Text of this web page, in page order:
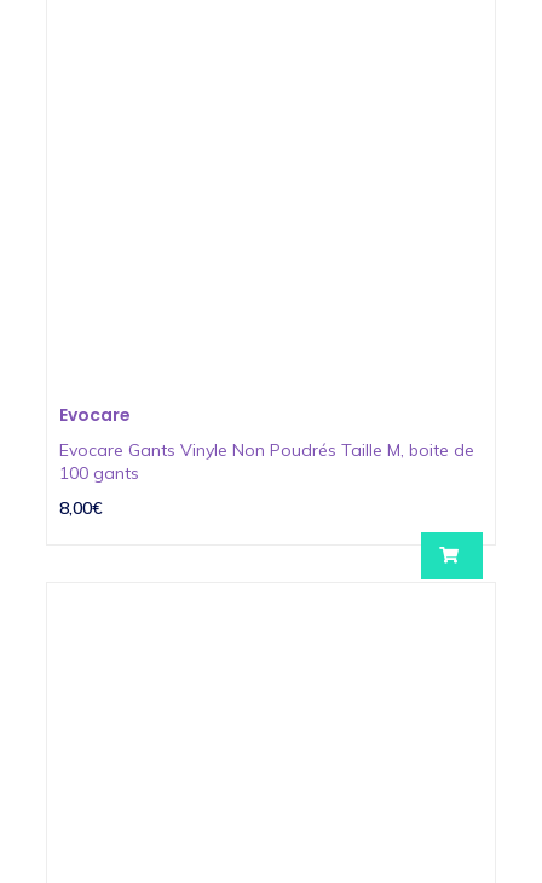
Evocare
Evocare Gants Vinyle Non Poudrés Taille M, boite de
100 gants
8,00€